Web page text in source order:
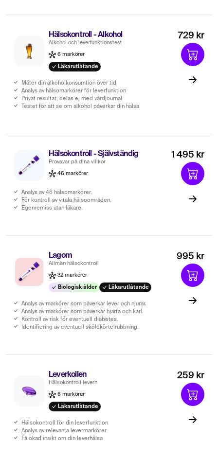
Hälsokontroll - Alkohol
Alkohol och leverfunktionstest
6 markörer
Läkarutlåtande
Mäter din alkoholkonsumtion över tid
Analys av hälsomarkörer för leverfunktion
Privat resultat, delas ej med vårdjournal
Testet för att se om alkohol påverkar din hälsa
729 kr
Hälsokontroll - Självständig
Provsvar på dina villkor
46 markörer
Analys av 46 hälsomarkörer.
För kontroll av vitala hälsoområden.
Egenremiss utan läkare.
1 495 kr
Lagom
Allmän hälsokontroll
32 markörer
Biologisk ålder Läkarutlåtande
Analys av markörer som påverkar lever och njurar.
Analys av markörer som påverkar hjärta och kärl.
Kontroll av risk för eventuell diabetes.
Identifiering av eventuell sköldkörtelrubbning.
995 kr
Leverkollen
Hälsokontroll levern
6 markörer
Läkarutlåtande
Hälsokontroll för din leverfunktion
Analys av relevanta levermarkörer
Få ökad insikt om din leverhälsa
259 kr